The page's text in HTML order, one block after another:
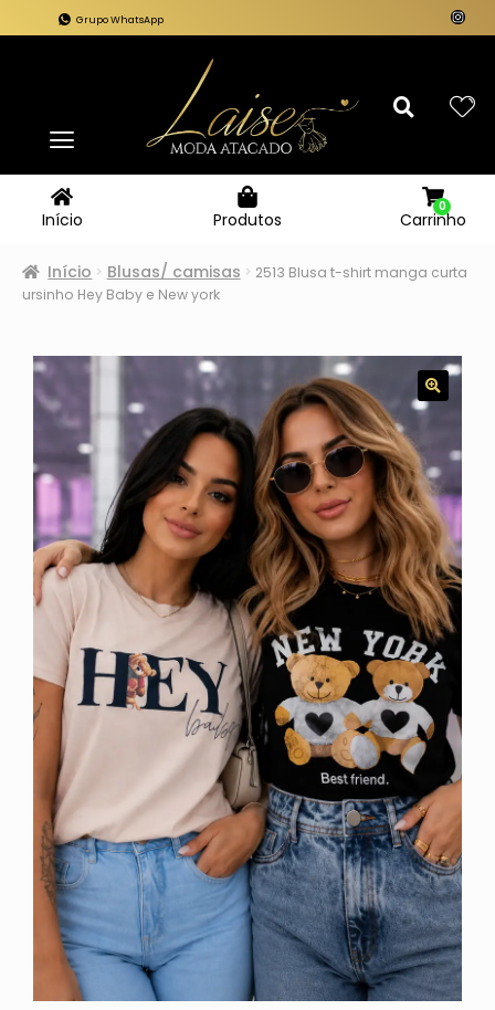
Grupo WhatsApp
Início Produtos Carrinho
0
Início Blusas/ camisas
2513 Blusa t-shirt manga curta
ursinho Hey Baby e New york